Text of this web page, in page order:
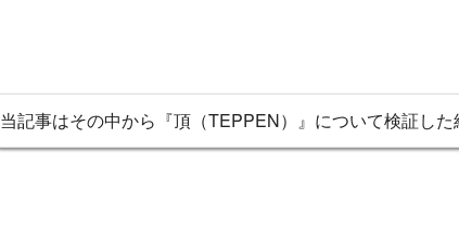
当記事はその中から『頂（TEPPEN）』について検証した